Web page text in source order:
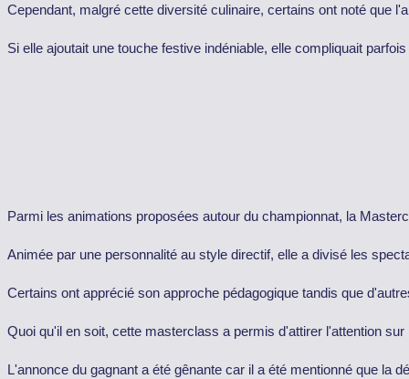
Cependant, malgré cette diversité culinaire, certains ont noté que
Si elle ajoutait une touche festive indéniable, elle compliquait
Parmi les animations proposées autour du championnat, la
Animée par une personnalité au style directif, elle a divisé les
Certains ont apprécié son approche pédagogique tandis que
Quoi qu'il en soit, cette masterclass a permis d'attirer l'attention
L'annonce du gagnant a été gênante car il a été mentionné que la